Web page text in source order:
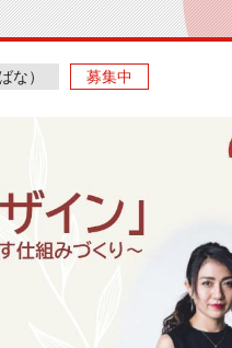
な） 募集中